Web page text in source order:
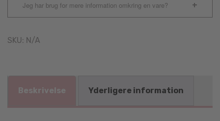
Jeg har brug for mere information omkring en vare?
SKU: N/A
Beskrivelse Yderligere information